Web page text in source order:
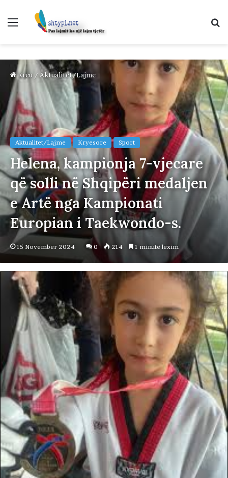
Menu
Kreu / Aktualitet/Lajme
Aktualitet/Lajme Kryesore Sport
Helena, kampionja 7-vjecare
që solli në Shqipëri medaljen
e Artë nga Kampionati
Europian i Taekwondo-s.
15 November 2024 0 214 1 minutë lexim